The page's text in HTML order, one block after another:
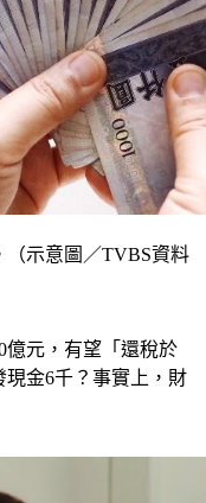
（示意圖／TVBS資料
億元，有望「還稅於
現金6千？事實上，財